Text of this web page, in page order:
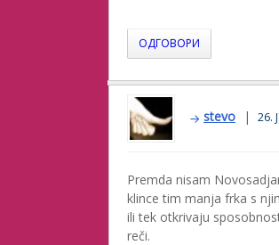
ОДГОВОРИ
stevo 26.
Premda nisam
klince tim manja frka s
ili tek otkrivaju
reči.